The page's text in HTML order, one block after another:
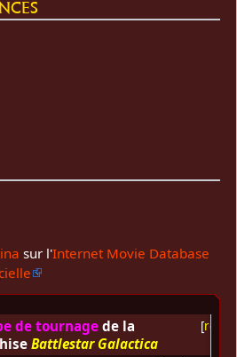
sur l'Internet Movie Database
[
de tournagede la
Battlestar Galactica